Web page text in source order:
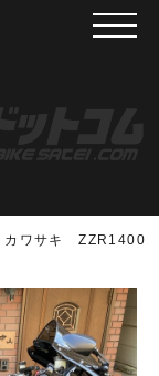
メニ
カワサキ ZZR1400